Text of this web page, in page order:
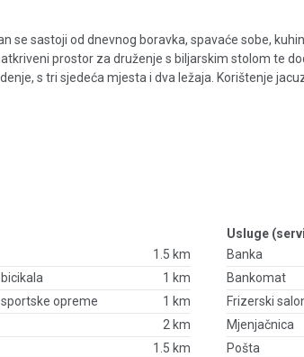
sastoji od dnevnog boravka, spavaće sobe,
prostor za druženje s biljarskim stolom te
s tri sjedeća mjesta i dva ležaja. Korištenje
1.5 km
1 km
opreme
1 km
2 km
1.5 km
Usluge
Banka
Bankomat
Frizerski
Mjenjačnica
Pošta